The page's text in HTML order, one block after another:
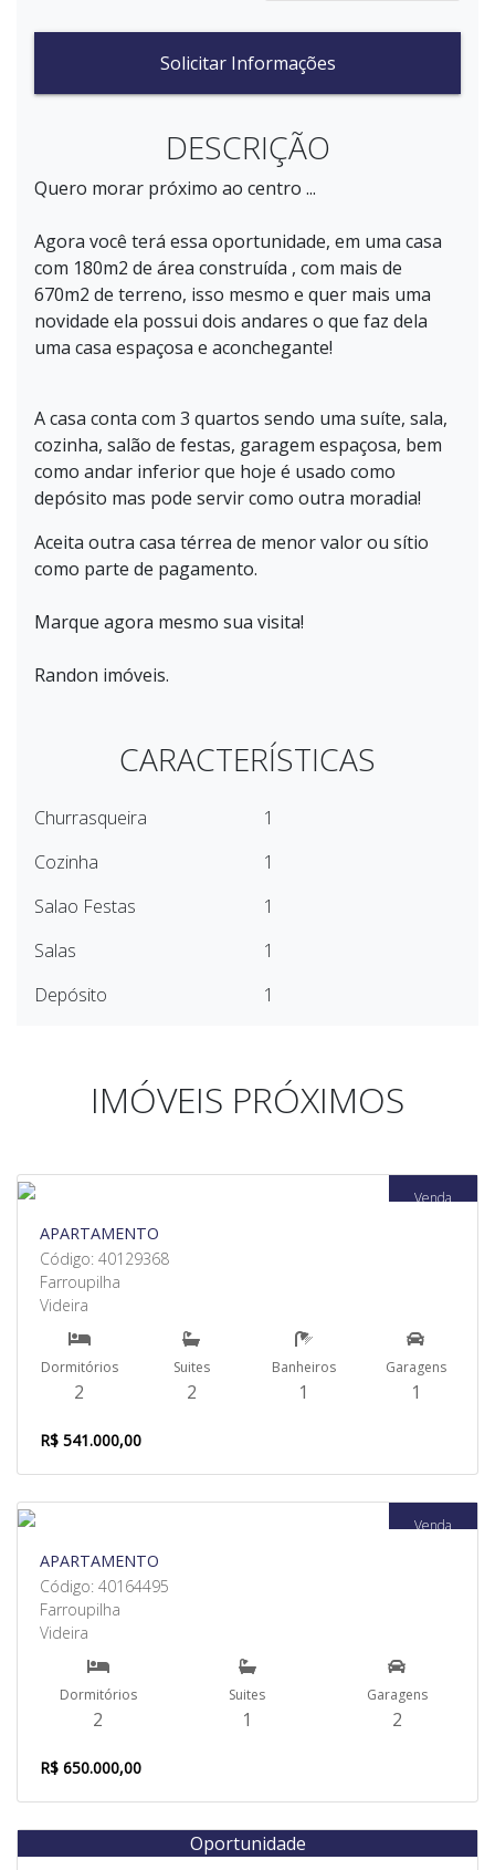
Solicitar Informações
DESCRIÇÃO
Quero morar próximo ao centro ...
Agora você terá essa oportunidade, em uma casa
com 180m2 de área construída , com mais de
670m2 de terreno, isso mesmo e quer mais uma
novidade ela possui dois andares o que faz dela
uma casa espaçosa e aconchegante!
A casa conta com 3 quartos sendo uma suíte, sala,
cozinha, salão de festas, garagem espaçosa, bem
como andar inferior que hoje é usado como
depósito mas pode servir como outra moradia!
Aceita outra casa térrea de menor valor ou sítio
como parte de pagamento.
Marque agora mesmo sua visita!
Randon imóveis.
CARACTERÍSTICAS
Churrasqueira
1
Cozinha
1
Salao Festas
1
Salas
1
Depósito
1
IMÓVEIS PRÓXIMOS
Venda
APARTAMENTO
Código: 40129368
Farroupilha
Videira
Dormitórios
2
Suites
2
Banheiros
1
Garagens
1
R$ 541.000,00
Venda
APARTAMENTO
Código: 40164495
Farroupilha
Videira
Dormitórios
2
Suites
1
Garagens
2
R$ 650.000,00
Venda
Oportunidade